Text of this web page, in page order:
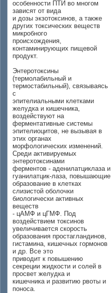
особенности ПТИ во многом
зависят от вида
и дозы экзотоксинов, а также
других токсических веществ
микробного
происхождения,
контаминирующих пищевой
продукт.
Энтеротоксины
(термолабильный и
термостабильный), связываясь
с
эпителиальными клетками
желудка и кишечника,
воздействуют на
ферментативные системы
эпителиоцитов, не вызывая в
этих органах
морфологических изменений.
Среди активируемых
энтеротоксинами
ферментов - аденилатциклаза и
гуанилатцик-лаза, повышающие
образование в клетках
слизистой оболочки
биологически активных
веществ
- цАМФ и цГМФ. Под
воздействием токсинов
увеличивается скорость
образования простагландинов,
гистамина, кишечных гормонов
и др. Все это
приводит к повышению
секреции жидкости и солей в
просвет желудка и
кишечника и развитию рвоты и
поноса.